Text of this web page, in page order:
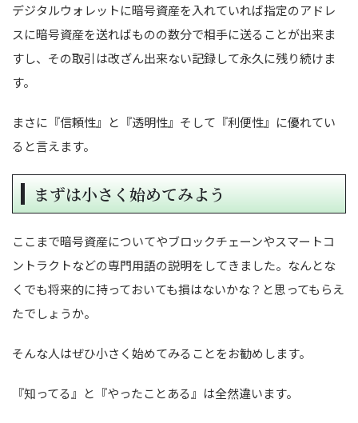
デジタルウォレットに暗号資産を入れていれば指定のアドレ
スに暗号資産を送ればものの数分で相手に送ることが出来ま
すし、その取引は改ざん出来ない記録して永久に残り続けま
す。
まさに『信頼性』と『透明性』そして『利便性』に優れてい
ると言えます。
まずは小さく始めてみよう
ここまで暗号資産についてやブロックチェーンやスマートコ
ントラクトなどの専門用語の説明をしてきました。なんとな
くでも将来的に持っておいても損はないかな？と思ってもらえ
たでしょうか。
そんな人はぜひ小さく始めてみることをお勧めします。
『知ってる』と『やったことある』は全然違います。